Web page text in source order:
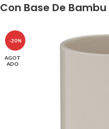
Con Base De
-20%
AGOT
ADO